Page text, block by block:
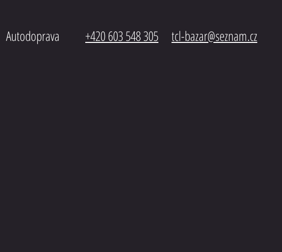
Autodoprava +420 603 548 305 tcl-bazar@seznam.cz